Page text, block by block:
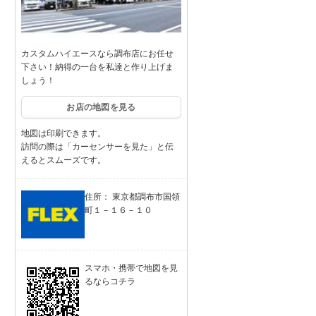
カスタムハイエースなら調布店にお任せ
下さい！納得の一台を私達と作り上げま
しょう！
お店の地図を見る
地図は印刷できます。
訪問の際は「カーセンサーを見た」と伝
えるとスムーズです。
住所： 東京都調布市国領
町１－１６－１０
スマホ・携帯で地図を見
るならコチラ